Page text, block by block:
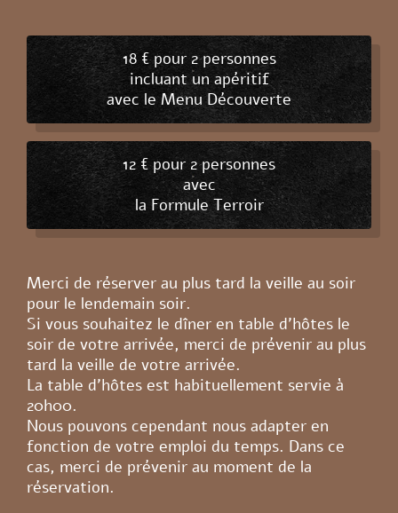
18 € pour 2 personnes
incluant un apéritif
avec le Menu Découverte
12 € pour 2 personnes
avec
la Formule Terroir
Merci de réserver au plus tard la veille au soir
pour le lendemain soir.
Si vous souhaitez le dîner en table d’hôtes le
soir de votre arrivée, merci de prévenir au plus
tard la veille de votre arrivée.
La table d’hôtes est habituellement servie à
20h00.
Nous pouvons cependant nous adapter en
fonction de votre emploi du temps. Dans ce
cas, merci de prévenir au moment de la
réservation.